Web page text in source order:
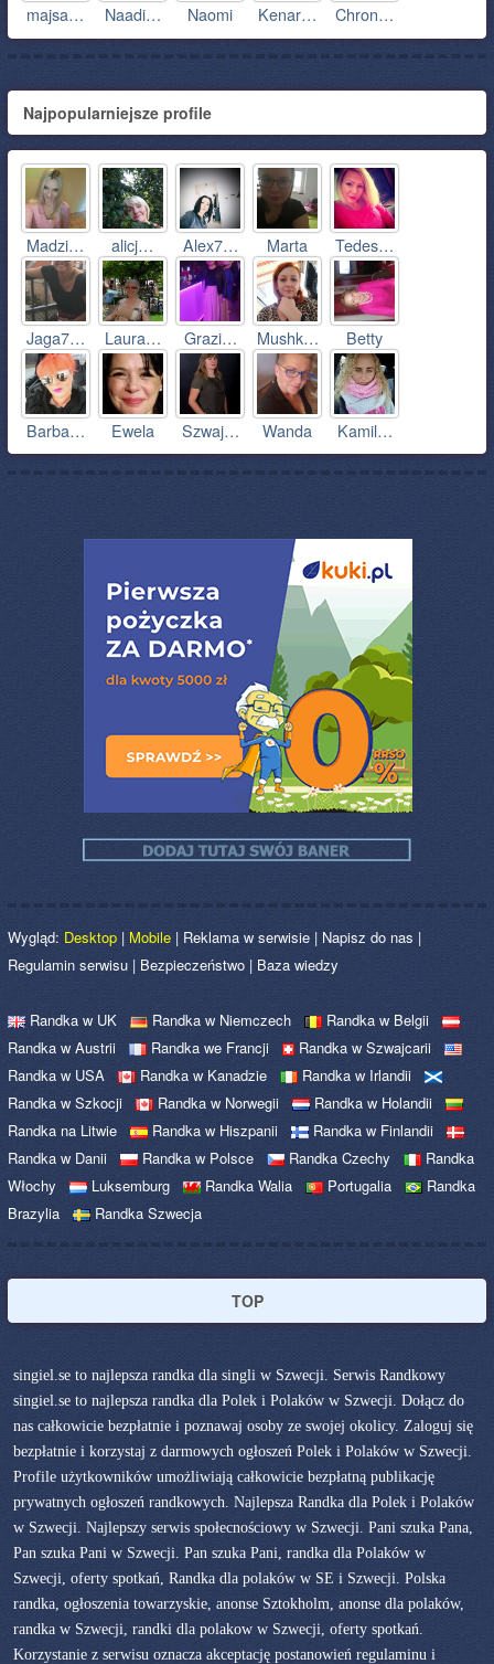
majsa… Naadi… Naomi Kenar… Chron…
Najpopularniejsze profile
Madzi… alicj… Alex7… Marta Tedes…
Jaga7… Laura… Grazi… Mushk… Betty
Barba… Ewela Szwaj… Wanda Kamil…
Wygląd:Desktop| Mobile | Reklama w serwisie | Napisz do nas |
Regulamin serwisu | Bezpieczeństwo | Baza wiedzy
Randka w UK Randka w Niemczech
Randka w Belgii
Randka w Austrii
Randka we Francji
Randka w Szwajcarii
Randka w USA
Randka w Kanadzie
Randka w Irlandii
Randka w Szkocji
Randka w Norwegii
Randka w Holandii
Randka na Litwie
Randka w Hiszpanii
Randka w Finlandii
Randka w Danii
Randka w Polsce Randka Czechy
Randka
Włochy
Luksemburg Randka Walia Portugalia
Randka
Brazylia
Randka Szwecja
TOP
singiel.se to najlepsza randka dla singli w Szwecji. Serwis Randkowy
singiel.se to najlepsza randka dla Polek i Polaków w Szwecji. Dołącz do
nas całkowicie bezpłatnie i poznawaj osoby ze swojej okolicy. Zaloguj się
bezpłatnie i korzystaj z darmowych ogłoszeń Polek i Polaków w Szwecji.
Profile użytkowników umożliwiają całkowicie bezpłatną publikację
prywatnych ogłoszeń randkowych. Najlepsza Randka dla Polek i Polaków
w Szwecji. Najlepszy serwis społecnościowy w Szwecji. Pani szuka Pana,
Pan szuka Pani w Szwecji. Pan szuka Pani, randka dla Polaków w
Szwecji, oferty spotkań, Randka dla polaków w SE i Szwecji. Polska
randka, ogłoszenia towarzyskie, anonse Sztokholm, anonse dla polaków,
randka w Szwecji, randki dla polakow w Szwecji, oferty spotkań.
Korzystanie z serwisu oznacza akceptację postanowień regulaminu i